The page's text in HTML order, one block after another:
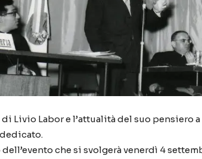
Livio Labor e l’attualità del suo pensiero
che si svolgerà venerdì 4